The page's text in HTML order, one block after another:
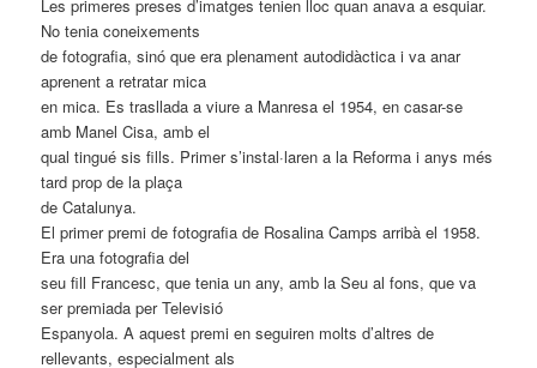
Les primeres preses d’imatges tenien lloc quan anava a esquiar.
No tenia coneixements
de fotografia, sinó que era plenament autodidàctica i va anar
aprenent a retratar mica
en mica. Es trasllada a viure a Manresa el 1954, en casar-se
amb Manel Cisa, amb el
qual tingué sis fills. Primer s’instal·laren a la Reforma i anys més
tard prop de la plaça
de Catalunya.
El primer premi de fotografia de Rosalina Camps arribà el 1958.
Era una fotografia del
seu fill Francesc, que tenia un any, amb la Seu al fons, que va
ser premiada per Televisió
Espanyola. A aquest premi en seguiren molts d’altres de
rellevants, especialment als